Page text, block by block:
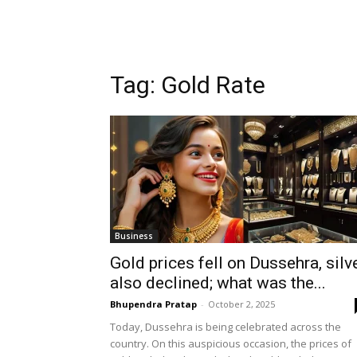
Tag: Gold Rate
Business
Gold prices fell on Dussehra,
also declined; what was the...
Bhupendra Pratap - October 2, 2025
Today, Dussehra is being celebrated across the
country. On this auspicious occasion, the prices of